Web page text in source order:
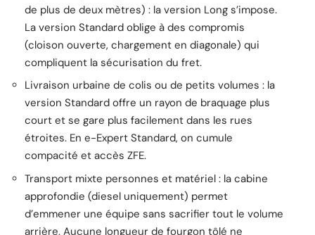
de plus de deux mètres) : la version Long s’impose.
La version Standard oblige à des compromis
(cloison ouverte, chargement en diagonale) qui
compliquent la sécurisation du fret.
Livraison urbaine de colis ou de petits volumes : la
version Standard offre un rayon de braquage plus
court et se gare plus facilement dans les rues
étroites. En e-Expert Standard, on cumule
compacité et accès ZFE.
Transport mixte personnes et matériel : la cabine
approfondie (diesel uniquement) permet
d’emmener une équipe sans sacrifier tout le volume
arrière. Aucune longueur de fourgon tôlé ne